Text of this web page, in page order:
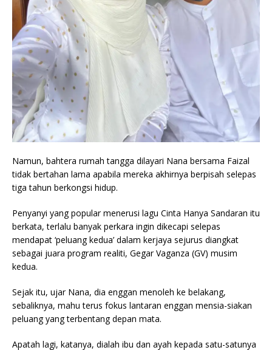
Namun, bahtera rumah tangga dilayari Nana bersama Faizal
tidak bertahan lama apabila mereka akhirnya berpisah selepas
tiga tahun berkongsi hidup.
Penyanyi yang popular menerusi lagu Cinta Hanya Sandaran itu
berkata, terlalu banyak perkara ingin dikecapi selepas
mendapat ‘peluang kedua’ dalam kerjaya sejurus diangkat
sebagai juara program realiti, Gegar Vaganza (GV) musim
kedua.
Sejak itu, ujar Nana, dia enggan menoleh ke belakang,
sebaliknya, mahu terus fokus lantaran enggan mensia-siakan
peluang yang terbentang depan mata.
Apatah lagi, katanya, dialah ibu dan ayah kepada satu-satunya